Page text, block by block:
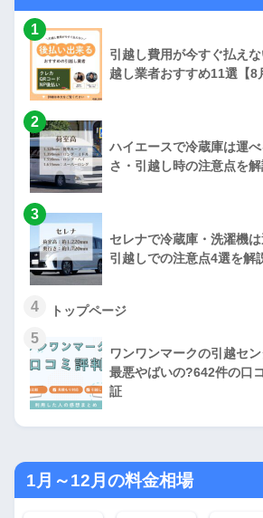
1
引越し費用が今すぐ払え
越し業者おすすめ11選【8
2
ハイエースで冷蔵庫は運
さ・引越し時の注意点を
3
セレナで冷蔵庫・洗濯機
引越しでの注意点4選を解
4 トップページ
5
ワンワンマークの引越セ
最悪やばいの?642件の口
証
1月～12月の料金相場